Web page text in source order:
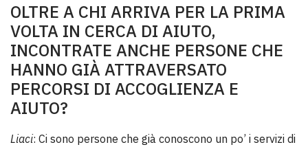
OLTRE A CHI ARRIVA PER LA PRIMA
VOLTA IN CERCA DI AIUTO,
INCONTRATE ANCHE PERSONE CHE
HANNO GIÀ ATTRAVERSATO
PERCORSI DI ACCOGLIENZA E
AIUTO?
Liaci: Ci sono persone che già conoscono un po’ i servizi di